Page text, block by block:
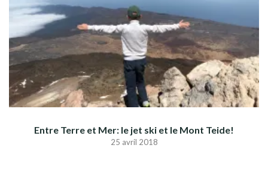
Entre Terre et Mer: le jet ski et le Mont Teide!
25 avril 2018